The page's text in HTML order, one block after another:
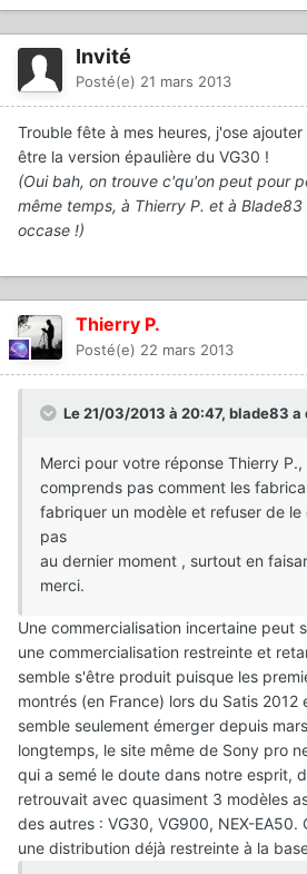
Invité
Posté(e) 21 mars 2013
Trouble fête à mes heures, j'ose
être la version épaulière du VG30 !
(Oui bah, on trouve c'qu'on peut pour
même temps, à Thierry P. et à
occase !)
Thierry P.
Posté(e) 22 mars 2013
Le 21/03/2013 à 20:47, blade83 a
Merci pour votre réponse Thierry P.,
comprends pas comment les
fabriquer un modèle et refuser de le
pas
au dernier moment , surtout en
merci.
Une commercialisation incertaine peut
une commercialisation restreinte et
semble s'être produit puisque les
montrés (en France) lors du Satis 2012
semble seulement émerger depuis
longtemps, le site même de Sony pro
qui a semé le doute dans notre esprit,
retrouvait avec quasiment 3 modèles
des autres : VG30, VG900, NEX-
une distribution déjà restreinte à la